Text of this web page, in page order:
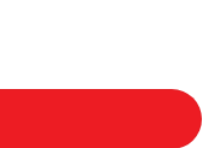
₫.
Xứ Thái Lan số lượng